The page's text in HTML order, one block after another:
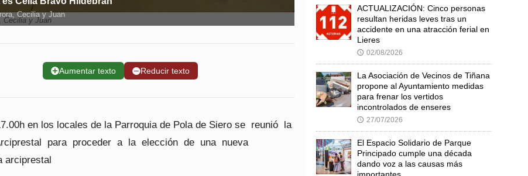
Cecilia y Juan
Cecilia y Juan
➕Aumentar texto ➖Reducir texto
en los locales de la Parroquia de Pola de Siero se reunió la
para proceder a la elección de una nueva
arciprestal
ACTUALIZACIÓN: Cinco personas
resultan heridas leves tras un
accidente en una atracción ferial en
Lieres
🕔 02/08/2026
La Asociación de Vecinos de Tiñana
propone al Ayuntamiento medidas
para frenar los vertidos
incontrolados de enseres
🕔 27/07/2026
El Espacio Solidario de Parque
Principado cumple una década
dando voz a las causas más